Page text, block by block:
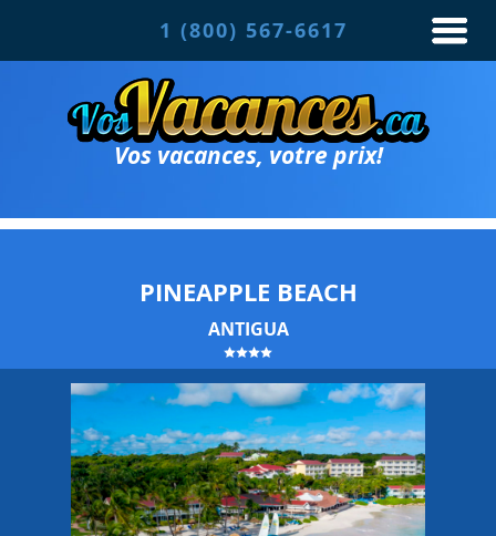
1 (800) 567-6617
Vos vacances, votre prix!
PINEAPPLE BEACH
ANTIGUA